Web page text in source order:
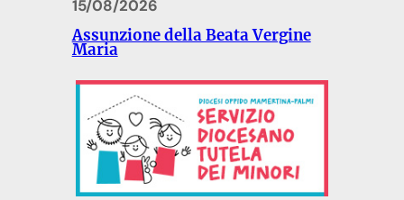
15/08/2026
Assunzione della Beata Vergine
Maria